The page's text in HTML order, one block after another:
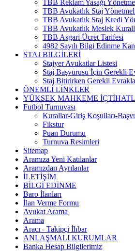
TBB Reklam Yasağı
TBB Avukatlık Staj
TBB Avukatlık Staj Kredi
TBB Avukatlık Meslek
TBB Asgari Ücret Tarifesi
4982 Sayılı Bilgi Edinme
STAJ BİLGİLERİ
Stajyer Avukatlar Listesi
Staj Başvurusu İçin Gerekli
Staj Bitirirken Gerekli
ÖNEMLİ LİNKLER
YÜKSEK MAHKEME
Futbol Turnuvası
Kurallar-Giriş Koşulları-
Fikstur
Puan Durumu
Turnuva Resimleri
Sitemap
Aramıza Yeni Katılanlar
Aramızdan Ayrılanlar
İLETİŞİM
BİLGİ EDİNME
Baro İlanları
İlan Verme Formu
Avukat Arama
Arama
Aracı - Takipçi İhbar
ANLAŞMALI KURUMLAR
Banka Hesap Bilgilerimiz